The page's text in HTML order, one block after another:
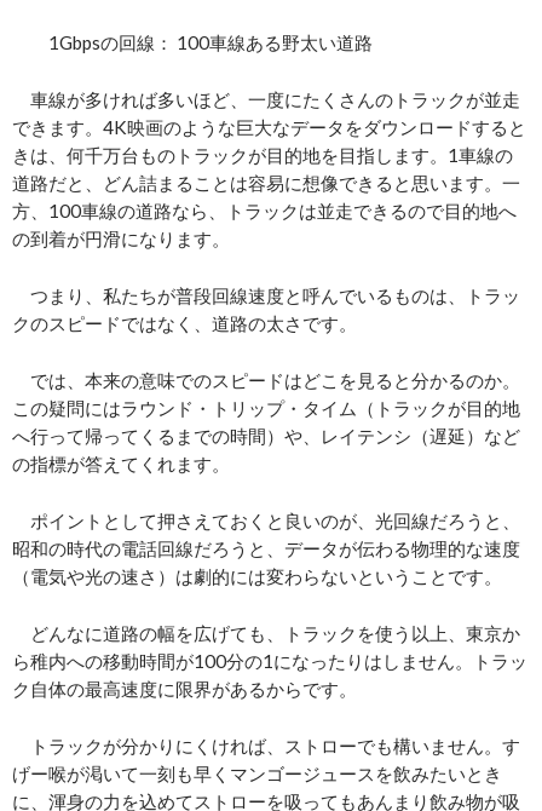
1Gbpsの回線： 100車線ある野太い道路
車線が多ければ多いほど、一度にたくさんのトラックが並走
できます。4K映画のような巨大なデータをダウンロードすると
きは、何千万台ものトラックが目的地を目指します。1車線の
道路だと、どん詰まることは容易に想像できると思います。一
方、100車線の道路なら、トラックは並走できるので目的地へ
の到着が円滑になります。
つまり、私たちが普段回線速度と呼んでいるものは、トラッ
クのスピードではなく、道路の太さです。
では、本来の意味でのスピードはどこを見ると分かるのか。
この疑問にはラウンド・トリップ・タイム（トラックが目的地
へ行って帰ってくるまでの時間）や、レイテンシ（遅延）など
の指標が答えてくれます。
ポイントとして押さえておくと良いのが、光回線だろうと、
昭和の時代の電話回線だろうと、データが伝わる物理的な速度
（電気や光の速さ）は劇的には変わらないということです。
どんなに道路の幅を広げても、トラックを使う以上、東京か
ら稚内への移動時間が100分の1になったりはしません。トラッ
ク自体の最高速度に限界があるからです。
トラックが分かりにくければ、ストローでも構いません。す
げー喉が渇いて一刻も早くマンゴージュースを飲みたいとき
に、渾身の力を込めてストローを吸ってもあんまり飲み物が吸